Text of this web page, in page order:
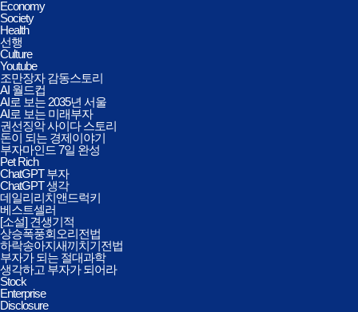
열기/
닫기
Economy
Society
Health
선행
Culture
Youtube
조만장자 감동스토리
AI 월드컵
AI로 보는 2035년 서울
AI로 보는 미래부자
권선징악 사이다 스토리
돈이 되는 경제이야기
부자마인드 7일 완성
Pet Rich
ChatGPT 부자
ChatGPT 생각
데일리리치앤드럭키
베스트셀러
[소설] 견생기적
상승폭풍회오리전법
하락송아지새끼치기전법
부자가 되는 절대과학
생각하고 부자가 되어라
Stock
Enterprise
Disclosure